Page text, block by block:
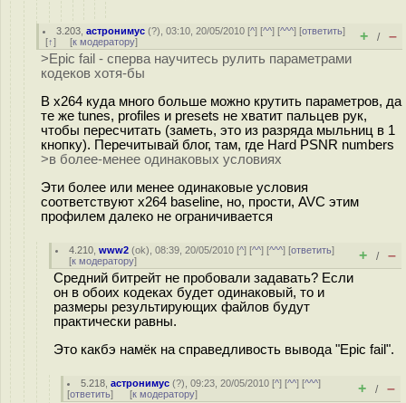
3.203 ,астронимус (?), 03:10, 20/05/2010 [^] [^^] [^^^] [ответить]
[↑] [к модератору] + / –
>Epic fail - сперва научитесь рулить параметрами
кодеков хотя-бы
В x264 куда много больше можно крутить параметров, да
те же tunes, profiles и presets не хватит пальцев рук,
чтобы пересчитать (заметь, это из разряда мыльниц в 1
кнопку). Перечитывай блог, там, где Hard PSNR numbers
>в более-менее одинаковых условиях
Эти более или менее одинаковые условия
соответствуют x264 baseline, но, прости, AVC этим
профилем далеко не ограничивается
4.210 ,www2 (ok), 08:39, 20/05/2010 [^] [^^] [^^^] [ответить]
[к модератору] + / –
Средний битрейт не пробовали задавать? Если
он в обоих кодеках будет одинаковый, то и
размеры результирующих файлов будут
практически равны.
Это какбэ намёк на справедливость вывода "Epic fail".
5.218 ,астронимус (?), 09:23, 20/05/2010 [^] [^^] [^^^]
[ответить] [к модератору] + / –